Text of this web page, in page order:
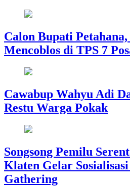
Calon Bupati
Mencoblos di TPS 7
Cawabup Wahyu Adi
Restu Warga Pokak
Songsong Pemilu
Klaten Gelar
Gathering